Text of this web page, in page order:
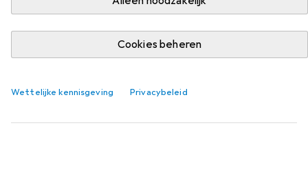
Cookies beheren
Wettelijke kennisgeving Privacybeleid
en Anale douche.